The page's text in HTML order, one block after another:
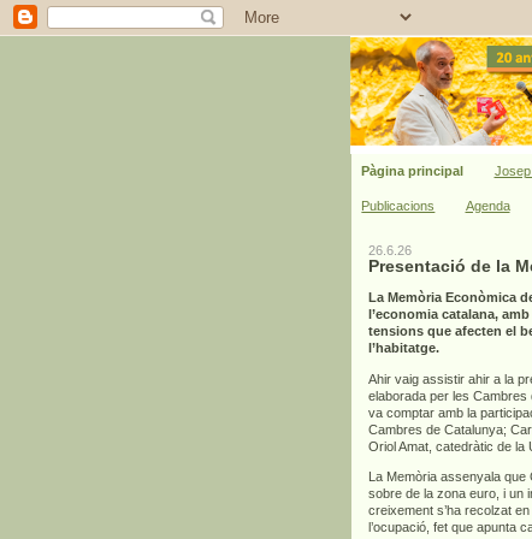
Pàgina principal
Publicacions Agenda
26.6.26
Presentació de la
La Memòria Econòmica
l’economia catalana,
tensions que afecten el
l’habitatge.
Ahir vaig assistir ahir a la
elaborada per les Cambres
va comptar amb la
Cambres de Catalunya;
Oriol Amat, catedràtic de la
La Memòria assenyala que
sobre de la zona euro, i un
creixement s’ha recolzat
l’ocupació, fet que apunta